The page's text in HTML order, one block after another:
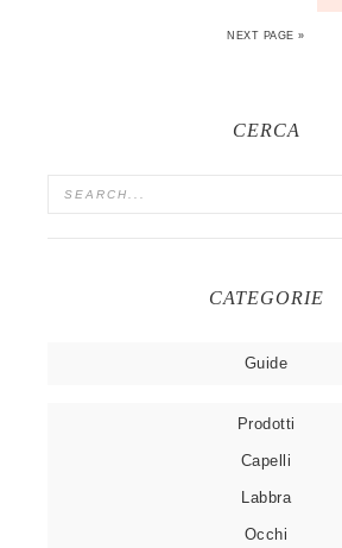
NEXT PAGE »
CERCA
CATEGORIE
Guide
Prodotti
Capelli
Labbra
Occhi